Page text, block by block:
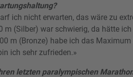
ich nicht erwarten, das wäre zu
m (Silber) war schwierig, da hätte
m (Bronze) habe ich das
ich sehr zufrieden.»
letzten paralympischen